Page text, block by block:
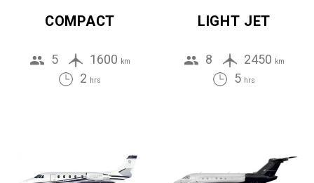
COMPACT
5 1600 km
2 hrs
LIGHT JET
8 2450 km
5 hrs